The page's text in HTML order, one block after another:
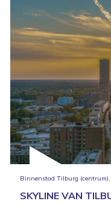
Binnenstad Tilburg (centrum),
SKYLINE VAN